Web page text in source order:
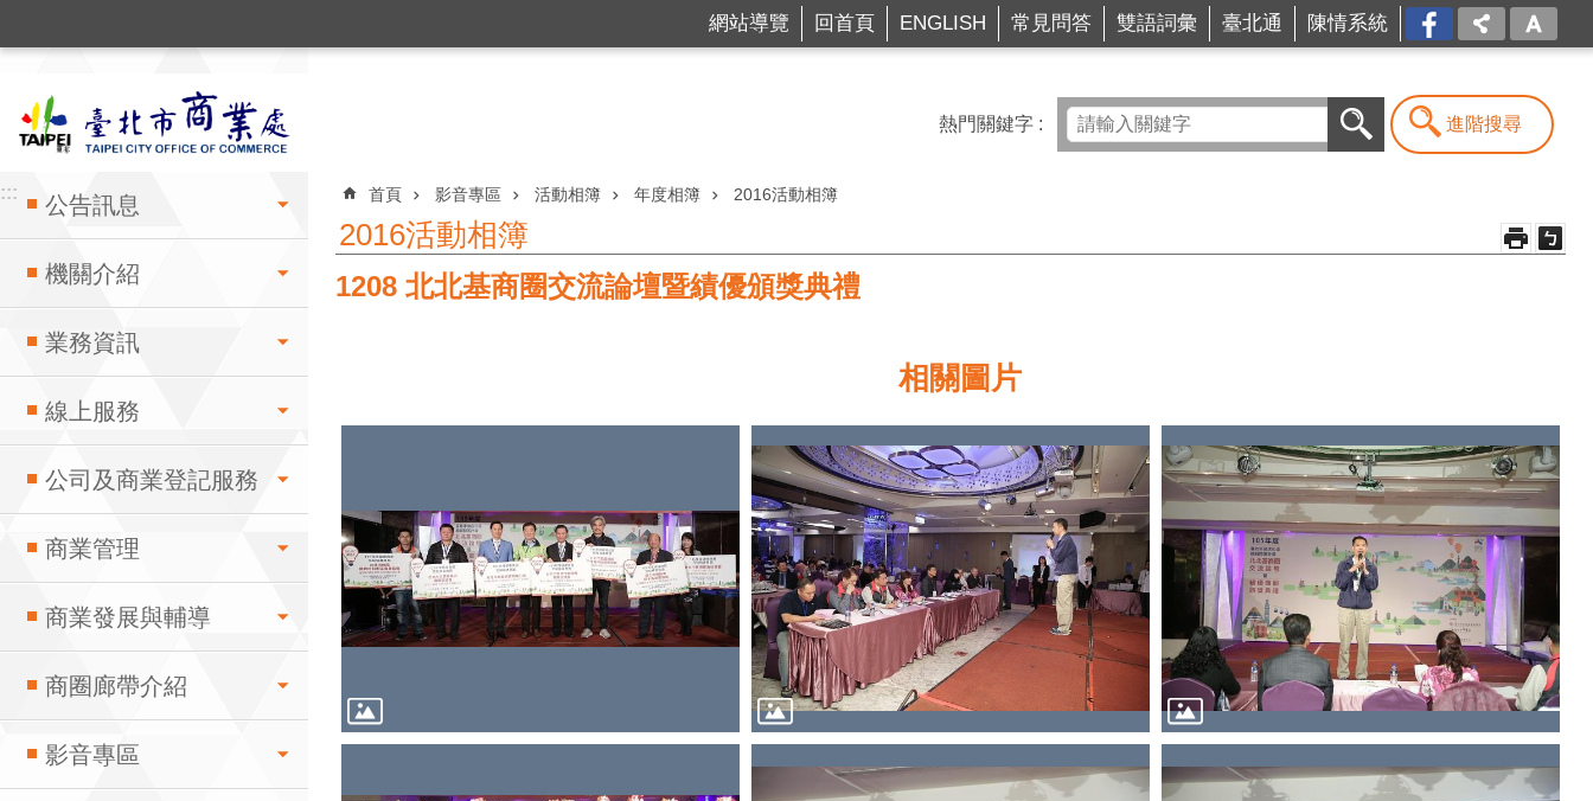
網站導覽 回首頁 ENGLISH 常見問答 雙語詞彙 臺北通 陳情系統 FB
::: 公告訊息
機關介紹
業務資訊
線上服務
公司及商業登記服務
商業管理
商業發展與輔導
商圈廊帶介紹
影音專區
熱門關鍵字 進階搜尋
:::
首頁 影音專區 活動相簿 年度相簿 2016活動相簿
2016活動相簿
1208 北北基商圈交流論壇暨績優頒獎典禮
相關圖片